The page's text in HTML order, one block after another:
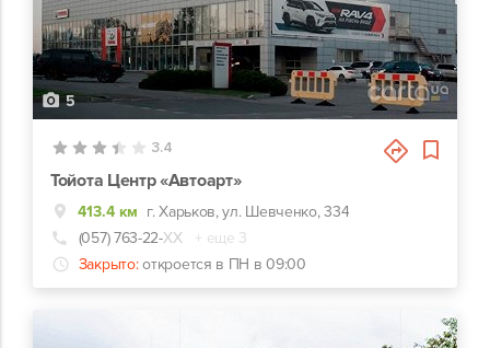
5
3.4
Тойота Центр «Автоарт»
413.4 км г. Харьков, ул. Шевченко, 334
(057) 763-22-ХХ
+ еще 3
Закрыто: откроется в ПН в 09:00